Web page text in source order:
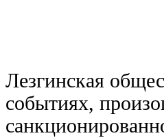
Лезгинская
событиях,